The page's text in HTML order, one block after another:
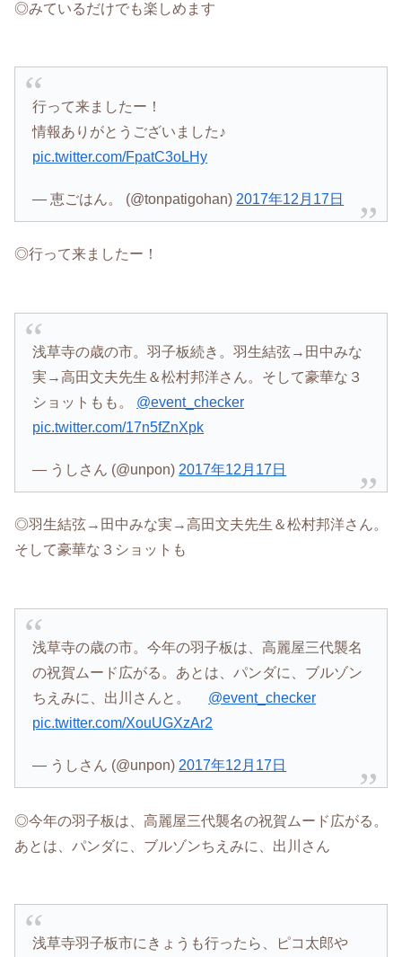
◎みているだけでも楽しめます
行って来ましたー！
情報ありがとうございました♪
pic.twitter.com/FpatC3oLHy
— 恵ごはん。 (@tonpatigohan) 2017年12月17日
◎行って来ましたー！
浅草寺の歳の市。羽子板続き。羽生結弦→田中みな
実→高田文夫先生＆松村邦洋さん。そして豪華な３
ショットもも。 @event_checker
pic.twitter.com/17n5fZnXpk
— うしさん (@unpon) 2017年12月17日
◎羽生結弦→田中みな実→高田文夫先生＆松村邦洋さん。
そして豪華な３ショットも
浅草寺の歳の市。今年の羽子板は、高麗屋三代襲名
の祝賀ムード広がる。あとは、パンダに、ブルゾン
ちえみに、出川さんと。 @event_checker
pic.twitter.com/XouUGXzAr2
— うしさん (@unpon) 2017年12月17日
◎今年の羽子板は、高麗屋三代襲名の祝賀ムード広がる。
あとは、パンダに、ブルゾンちえみに、出川さん
浅草寺羽子板市にきょうも行ったら、ピコ太郎や